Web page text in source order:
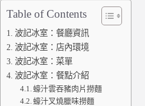
Table of Contents
波記冰室：餐廳資訊
波記冰室：店內環境
波記冰室：菜單
波記冰室：餐點介紹
蠔汁雲吞豬肉片撈麵
蠔汁叉燒臘味撈麵